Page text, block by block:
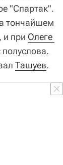
"Спартак".
тончайшем
, и при Олеге
Ташуев.